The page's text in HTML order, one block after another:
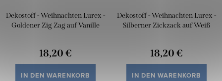
Dekostoff - Weihnachten Lurex -
Goldener Zig Zag auf Vanille
18,20 €
IN DEN WARENKORB
Dekostoff - Weihnachten Lurex -
Silberner Zickzack auf Weiß
18,20 €
IN DEN WARENKORB